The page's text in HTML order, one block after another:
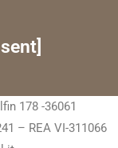
178 -36061
– REA VI-311066